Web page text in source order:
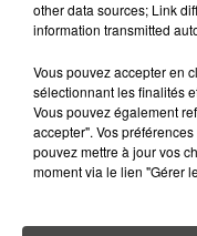
RETROUVEZ
EN
LA
other data sources; Link
information transmitted
Vous pouvez accepter en
sélectionnant les finalités
Vous pouvez également
accepter". Vos
pouvez mettre à jour vos
moment via le lien "Gérer